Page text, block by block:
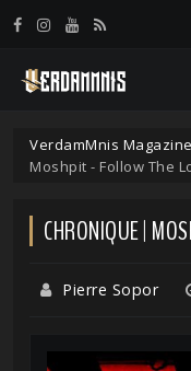
VerdamMnis Magazine
Moshpit - Follow The
CHRONIQUE |
Pierre Sopor
Panneau de gestion des